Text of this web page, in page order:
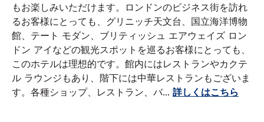
もお楽しみいただけます。ロンドンのビジネス街を訪れ
るお客様にとっても、グリニッチ天文台、国立海洋博物
館、テート モダン、ブリティッシュ エアウェイズ ロン
ドン アイなどの観光スポットを巡るお客様にとっても、
このホテルは理想的です。館内にはレストランやカクテ
ル ラウンジもあり、階下には中華レストランもございま
す。各種ショップ、レストラン、バ... 詳しくはこちら